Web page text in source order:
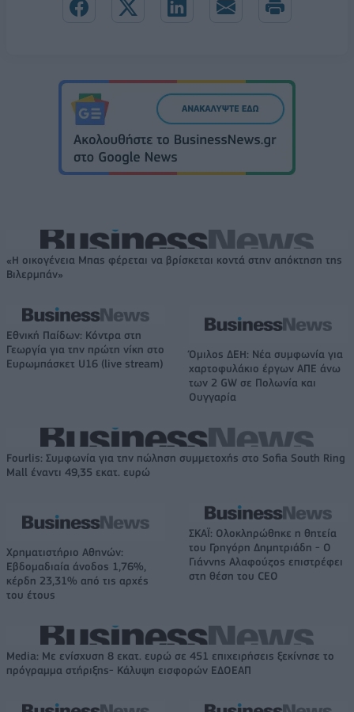
«Η οικογένεια Μπας φέρεται να βρίσκεται κοντά στην απόκτηση της
Βιλερμπάν»
Εθνική Παίδων: Κόντρα στη
Γεωργία για την πρώτη νίκη στο
Ευρωμπάσκετ U16 (live stream)
Όμιλος ΔΕΗ: Νέα συμφωνία για
χαρτοφυλάκιο έργων ΑΠΕ άνω
των 2 GW σε Πολωνία και
Ουγγαρία
Fourlis: Συμφωνία για την πώληση συμμετοχής στο Sofia South Ring
Mall έναντι 49,35 εκατ. ευρώ
Χρηματιστήριο Αθηνών:
Εβδομαδιαία άνοδος 1,76%,
κέρδη 23,31% από τις αρχές
του έτους
ΣΚΑΪ: Ολοκληρώθηκε η θητεία
του Γρηγόρη Δημητριάδη - Ο
Γιάννης Αλαφούζος επιστρέφει
στη θέση του CEO
Media: Με ενίσχυση 8 εκατ. ευρώ σε 451 επιχειρήσεις ξεκίνησε το
πρόγραμμα στήριξης- Κάλυψη εισφορών ΕΔΟΕΑΠ